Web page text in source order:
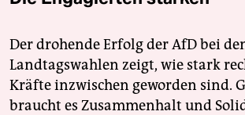
Der drohende Erfolg der AfD bei
Landtagswahlen zeigt, wie stark
Kräfte inzwischen geworden sind.
braucht es Zusammenhalt und